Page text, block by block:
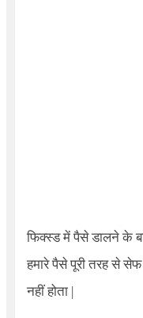
फिक्स्ड में पैसे डालने के
हमारे पैसे पूरी तरह से
नहीं होता |